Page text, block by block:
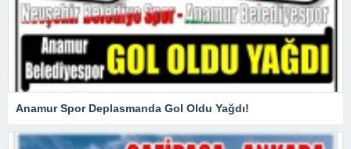
Anamur Spor Deplasmanda Gol Oldu Yağdı!